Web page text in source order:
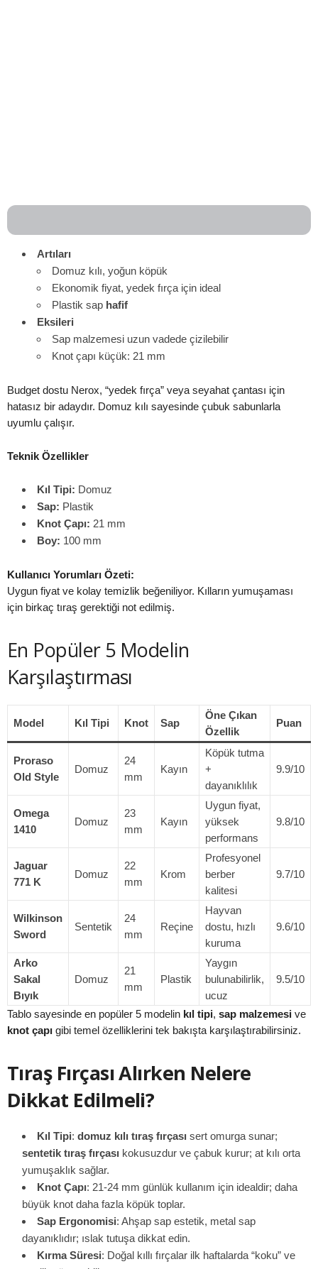
Artıları
Domuz kılı, yoğun köpük
Ekonomik fiyat, yedek fırça için ideal
Plastik sap hafif
Eksileri
Sap malzemesi uzun vadede çizilebilir
Knot çapı küçük: 21 mm
Budget dostu Nerox, “yedek fırça” veya seyahat çantası için
hatasız bir adaydır. Domuz kılı sayesinde çubuk sabunlarla
uyumlu çalışır.
Teknik Özellikler
Kıl Tipi: Domuz
Sap: Plastik
Knot Çapı: 21 mm
Boy: 100 mm
Kullanıcı Yorumları Özeti:
Uygun fiyat ve kolay temizlik beğeniliyor. Kılların yumuşaması
için birkaç tıraş gerektiği not edilmiş.
En Popüler 5 Modelin
Karşılaştırması
Model Kıl Tipi Knot Sap
Öne Çıkan
Özellik
Puan
Proraso
Old Style
Domuz
24
mm
Kayın
Köpük tutma
+
dayanıklılık
9.9/10
Omega
1410
Domuz
23
mm
Kayın
Uygun fiyat,
yüksek
performans
9.8/10
Jaguar
771 K
Domuz
22
mm
Krom
Profesyonel
berber
kalitesi
9.7/10
Wilkinson
Sword
Sentetik
24
mm
Reçine
Hayvan
dostu, hızlı
kuruma
9.6/10
Arko
Sakal
Bıyık
Domuz
21
mm
Plastik
Yaygın
bulunabilirlik,
ucuz
9.5/10
Tablo sayesinde en popüler 5 modelin kıl tipi, sap malzemesi ve
knot çapı gibi temel özelliklerini tek bakışta karşılaştırabilirsiniz.
Tıraş Fırçası Alırken Nelere
Dikkat Edilmeli?
Kıl Tipi: domuz kılı tıraş fırçası sert omurga sunar;
sentetik tıraş fırçası kokusuzdur ve çabuk kurur; at kılı orta
yumuşaklık sağlar.
Knot Çapı: 21-24 mm günlük kullanım için idealdir; daha
büyük knot daha fazla köpük toplar.
Sap Ergonomisi: Ahşap sap estetik, metal sap
dayanıklıdır; ıslak tutuşa dikkat edin.
Kırma Süresi: Doğal kıllı fırçalar ilk haftalarda “koku” ve